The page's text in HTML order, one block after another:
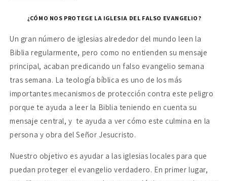
fielmente
evangelio
fielmente
evangelio
¿CÓMO NOS PROTEGE LA IGLESIA DEL FALSO EVANGELIO?
Un gran número de iglesias alrededor del mundo leen la
Biblia regularmente, pero como no entienden su mensaje
principal, acaban predicando un falso evangelio semana
tras semana. La teología bíblica es uno de los más
importantes mecanismos de protección contra este peligro
porque te ayuda a leer la Biblia teniendo en cuenta su
mensaje central, y te ayuda a ver cómo este culmina en la
persona y obra del Señor Jesucristo.
Nuestro objetivo es ayudar a las iglesias locales para que
puedan proteger el evangelio verdadero. En primer lugar,